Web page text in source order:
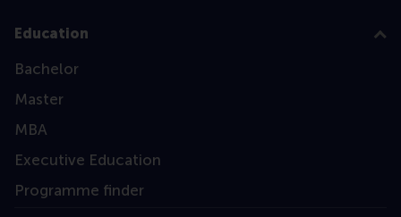
Education
Bachelor
Master
MBA
Executive Education
Programme finder